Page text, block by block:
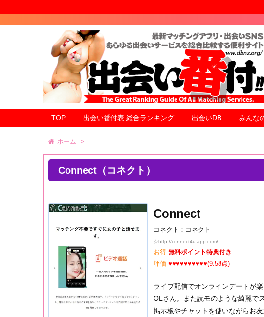
全ジ
TOP 出会い番付表 総合ランキング 出会いDB みんな
ホーム >
Connect（コネクト）
Connect
コネクト：コネクト
☆ http://connect4u-app.com/
お得 無料ポイント特典付き
評価 ♥♥♥♥♥♥♥♥♥♥(9.58点)
ライブ配信でオンラインデートが
OLさん。また読モのような綺麗で
掲示板やチャットを使いながらお